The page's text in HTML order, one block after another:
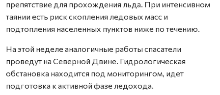
препятствие для прохождения льда. При интенсивном
таянии есть риск скопления ледовых масс и
подтопления населенных пунктов ниже по течению.
На этой неделе аналогичные работы спасатели
проведут на Северной Двине. Гидрологическая
обстановка находится под мониторингом, идет
подготовка к активной фазе ледохода.